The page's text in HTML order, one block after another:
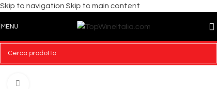
Skip to navigation Skip to main content
MENU